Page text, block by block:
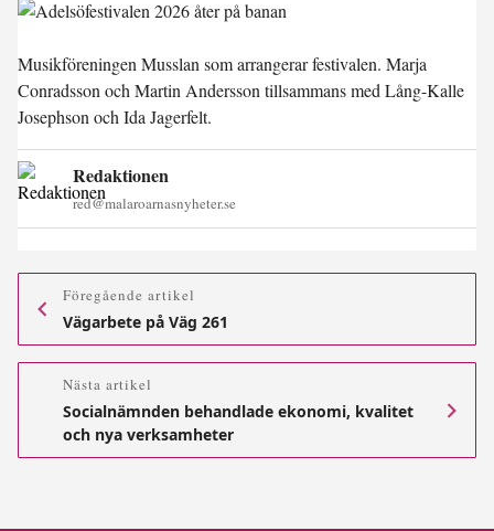
Musikföreningen Musslan som arrangerar festivalen. Marja
Conradsson och Martin Andersson tillsammans med Lång-Kalle
Josephson och Ida Jagerfelt.
Redaktionen
red@malaroarnasnyheter.se
Föregående artikel
Vägarbete på Väg 261
Nästa artikel
Socialnämnden behandlade ekonomi, kvalitet
och nya verksamheter